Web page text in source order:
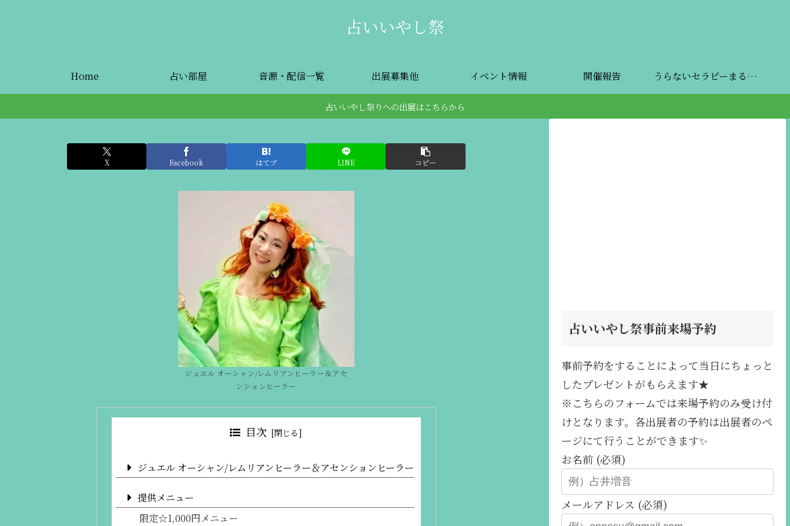
占いいやし祭
Home 占い部屋 音源・配信一覧 出展募集他 イベント情報 開催報告 うらないセラピーまるしぇ
占いいやし祭りへの出展はこちらから
X Facebook はてブ LINE コピー
ジュエル オーシャン/レムリアンヒーラー＆アセ
ンションヒーラー
目次
ジュエル オーシャン/レムリアンヒーラー＆アセンションヒーラー
提供メニュー
限定☆1,000円メニュー
占いいやし祭事前来場予約
事前予約をすることによって当日にちょっと
したプレゼントがもらえます★
※こちらのフォームでは来場予約のみ受け付
けとなります。各出展者の予約は出展者のペ
ージにて行うことができます✨️
お名前 (必須)
メールアドレス (必須)